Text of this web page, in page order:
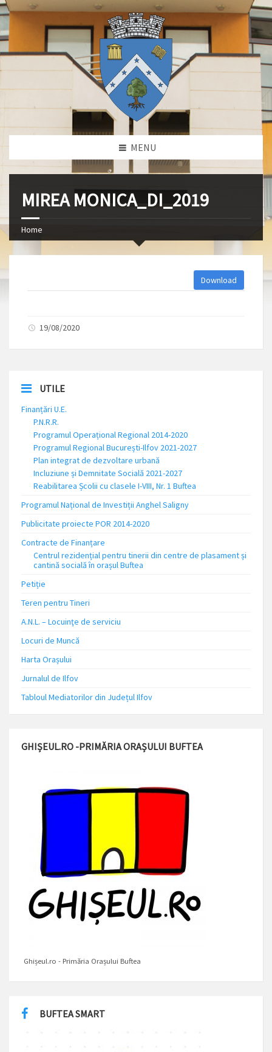
MENU
MIREA MONICA_DI_2019
Home
Download
19/08/2020
UTILE
Finanțări U.E.
P.N.R.R.
Programul Operațional Regional 2014-2020
Programul Regional București-Ilfov 2021-2027
Plan integrat de dezvoltare urbană
Incluziune și Demnitate Socială 2021-2027
Reabilitarea Școlii cu clasele I-VIII, Nr. 1 Buftea
Programul Național de Investiții Anghel Saligny
Publicitate proiecte POR 2014-2020
Contracte de Finanțare
Centrul rezidențial pentru tinerii din centre de plasament și
cantină socială în orașul Buftea
Petiție
Teren pentru Tineri
A.N.L. – Locuinţe de serviciu
Locuri de Muncă
Harta Orașului
Jurnalul de Ilfov
Tabloul Mediatorilor din Județul Ilfov
GHIȘEUL.RO -PRIMĂRIA ORAȘULUI BUFTEA
Ghișeul.ro - Primăria Orașului Buftea
BUFTEA SMART